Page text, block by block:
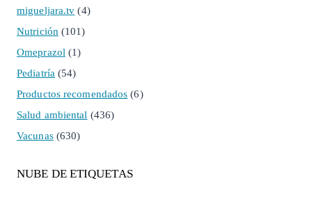
migueljara.tv (4)
Nutrición (101)
Omeprazol (1)
Pediatría (54)
Productos recomendados (6)
Salud ambiental (436)
Vacunas(630)
NUBE DE ETIQUETAS